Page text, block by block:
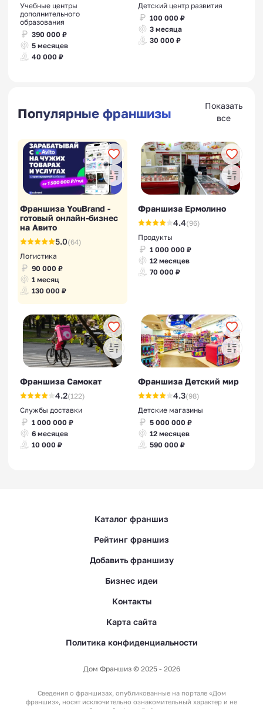
Учебные центры
дополнительного
образования
390 000 ₽
5 месяцев
40 000 ₽
Детский центр развития
100 000 ₽
3 месяца
30 000 ₽
Популярные франшизы
Показать
все
Франшиза YouBrand -
готовый онлайн-бизнес
на Авито
5.0(64)
Логистика
90 000 ₽
1 месяц
130 000 ₽
Франшиза Ермолино
4.4(96)
Продукты
1 000 000 ₽
12 месяцев
70 000 ₽
Франшиза Самокат
4.2(122)
Службы доставки
1 000 000 ₽
6 месяцев
10 000 ₽
Франшиза Детский мир
4.3(98)
Детские магазины
5 000 000 ₽
12 месяцев
590 000 ₽
Каталог франшиз
Рейтинг франшиз
Добавить франшизу
Бизнес идеи
Контакты
Карта сайта
Политика конфиденциальности
Дом Франшиз © 2025 - 2026